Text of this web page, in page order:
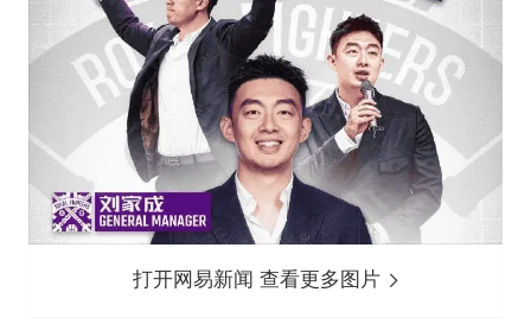
打开网易新闻 查看更多图片